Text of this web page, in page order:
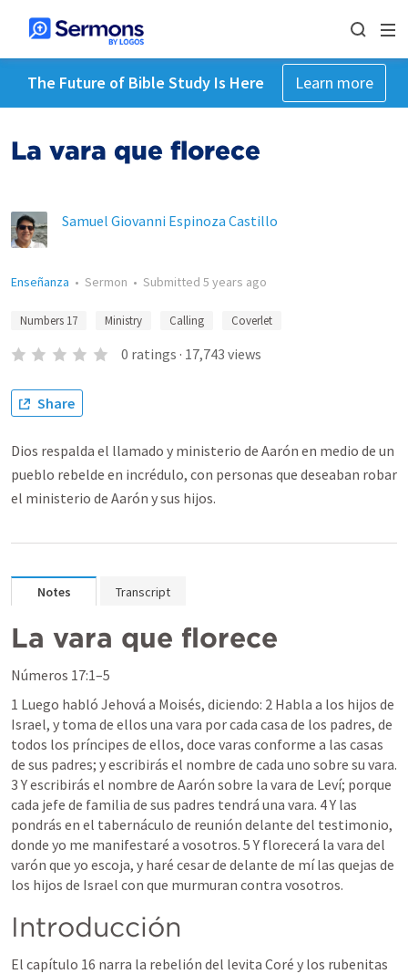
The Future of Bible Study Is Here Learn more
La vara que florece
Samuel Giovanni Espinoza Castillo
Enseñanza • Sermon • Submitted 5 years ago
Numbers 17 Ministry Calling Coverlet
0 ratings · 17,743 views
Share
Dios respalda el llamado y ministerio de Aarón en medio de un
pueblo rebelde en incrédulo, con personas que deseaban robar
el ministerio de Aarón y sus hijos.
Notes Transcript
La vara que florece
Números 17:1–5
1 Luego habló Jehová a Moisés, diciendo: 2 Habla a los hijos de
Israel, y toma de ellos una vara por cada casa de los padres, de
todos los príncipes de ellos, doce varas conforme a las casas
de sus padres; y escribirás el nombre de cada uno sobre su vara.
3 Y escribirás el nombre de Aarón sobre la vara de Leví; porque
cada jefe de familia de sus padres tendrá una vara. 4 Y las
pondrás en el tabernáculo de reunión delante del testimonio,
donde yo me manifestaré a vosotros. 5 Y florecerá la vara del
varón que yo escoja, y haré cesar de delante de mí las quejas de
los hijos de Israel con que murmuran contra vosotros.
Introducción
El capítulo 16 narra la rebelión del levita Coré y los rubenitas